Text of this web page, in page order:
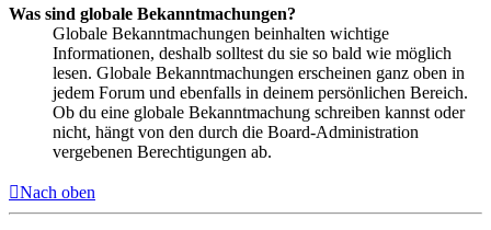
Was sind globale Bekanntmachungen?
Globale Bekanntmachungen beinhalten wichtige
Informationen, deshalb solltest du sie so bald wie möglich
lesen. Globale Bekanntmachungen erscheinen ganz oben in
jedem Forum und ebenfalls in deinem persönlichen Bereich.
Ob du eine globale Bekanntmachung schreiben kannst oder
nicht, hängt von den durch die Board-Administration
vergebenen Berechtigungen ab.
Nach oben